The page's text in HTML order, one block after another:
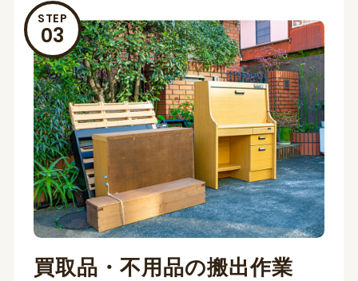
STEP
買取品・不用品の搬出作業